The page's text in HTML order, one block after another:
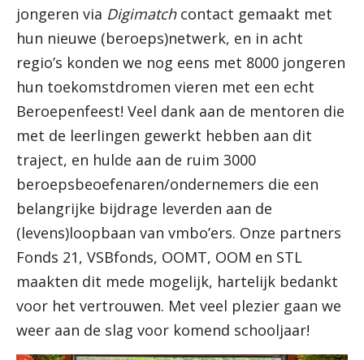
jongeren via Digimatchcontact gemaakt met
hun nieuwe (beroeps)netwerk, en in acht
regio’s konden we nog eens met 8000 jongeren
hun toekomstdromen vieren met een echt
Beroepenfeest! Veel dank aan de mentoren die
met de leerlingen gewerkt hebben aan dit
traject, en hulde aan de ruim 3000
beroepsbeoefenaren/ondernemers die een
belangrijke bijdrage leverden aan de
(levens)loopbaan van vmbo’ers. Onze partners
Fonds 21, VSBfonds, OOMT, OOM en STL
maakten dit mede mogelijk, hartelijk bedankt
voor het vertrouwen. Met veel plezier gaan we
weer aan de slag voor komend schooljaar!